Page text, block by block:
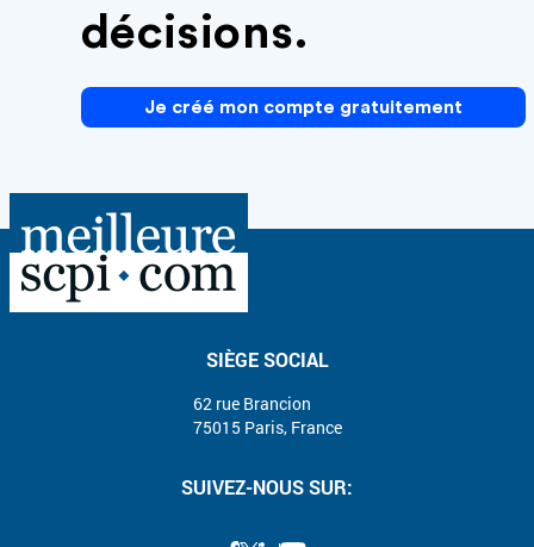
décisions.
Je créé mon compte gratuitement
SIÈGE SOCIAL
62 rue Brancion
75015 Paris, France
SUIVEZ-NOUS SUR: